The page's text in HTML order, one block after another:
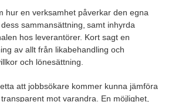
hur en verksamhet påverkar den egna
sammansättning, samt inhyrda
hos leverantörer. Kort sagt en
av allt från likabehandling och
och lönesättning.
att jobbsökare kommer kunna jämföra
mot varandra. En möjlighet,